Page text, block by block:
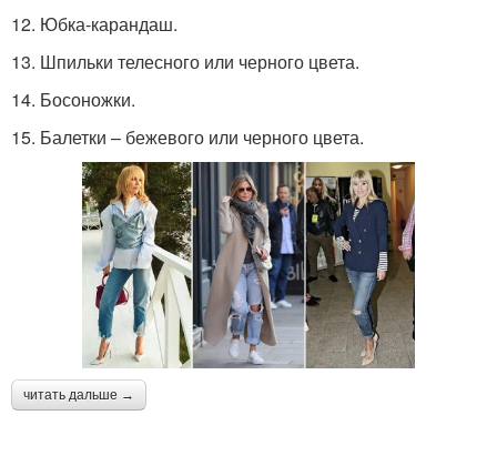
12. Юбка-карандаш.
13. Шпильки телесного или черного цвета.
14. Босоножки.
15. Балетки – бежевого или черного цвета.
читать дальше →